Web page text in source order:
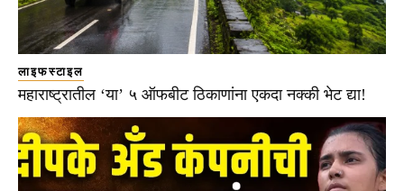
लाइफस्टाइल
महाराष्ट्रातील ‘या’ ५ ऑफबीट ठिकाणांना एकदा नक्की भेट द्या!